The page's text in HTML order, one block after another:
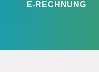
E-RECHNUNG